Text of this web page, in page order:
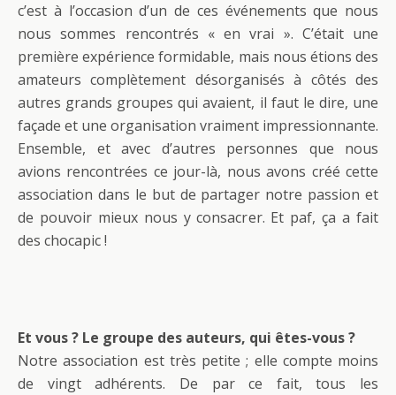
c’est à l’occasion d’un de ces événements que nous
nous sommes rencontrés « en vrai ». C’était une
première expérience formidable, mais nous étions des
amateurs complètement désorganisés à côtés des
autres grands groupes qui avaient, il faut le dire, une
façade et une organisation vraiment impressionnante.
Ensemble, et avec d’autres personnes que nous
avions rencontrées ce jour-là, nous avons créé cette
association dans le but de partager notre passion et
de pouvoir mieux nous y consacrer. Et paf, ça a fait
des chocapic !
Et vous ? Le groupe des auteurs, qui êtes-vous ?
Notre association est très petite ; elle compte moins
de vingt adhérents. De par ce fait, tous les